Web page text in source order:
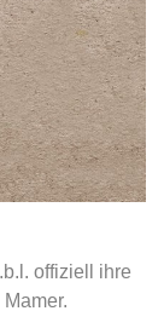
offiziell ihre